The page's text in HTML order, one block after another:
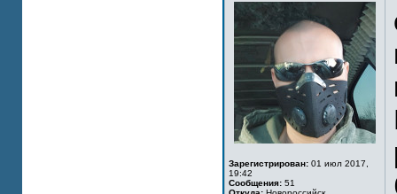
Зарегистрирован: 01 июл 2017,
19:42
Сообщения: 51